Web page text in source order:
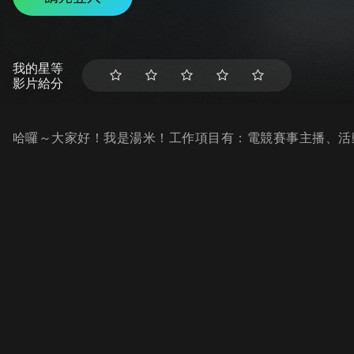
我的星等
影片給分
哈囉～大家好！我是湯米！工作項目有：電競賽事主播、